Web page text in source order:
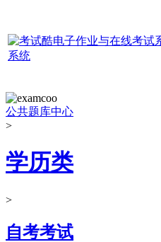
公共题库中心
>
学历类
>
自考考试